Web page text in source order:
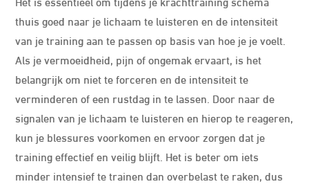
thuis goed naar je lichaam te luisteren en de intensiteit
van je training aan te passen op basis van hoe je je voelt.
Als je vermoeidheid, pijn of ongemak ervaart, is het
belangrijk om niet te forceren en de intensiteit te
verminderen of een rustdag in te lassen. Door naar de
signalen van je lichaam te luisteren en hierop te reageren,
kun je blessures voorkomen en ervoor zorgen dat je
training effectief en veilig blijft. Het is beter om iets
minder intensief te trainen dan overbelast te raken, dus